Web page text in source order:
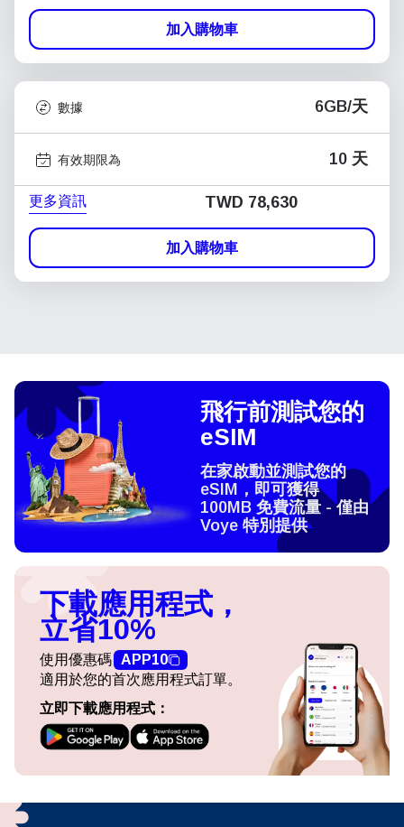
加入購物車
數據 6GB/天
有效期限為 10 天
更多資訊 TWD 78,630
加入購物車
飛行前測試您的
eSIM
在家啟動並測試您的
eSIM，即可獲得
100MB 免費流量 - 僅由
Voye 特別提供
下載應用程式，
立省10%
使用優惠碼 APP10
適用於您的首次應用程式訂單。
立即下載應用程式：